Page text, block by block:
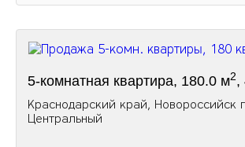
5-комнатная квартира, 180.0 м2,
Краснодарский край, Новороссийск
Центральный